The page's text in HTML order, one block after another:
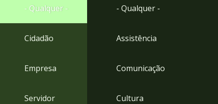
rodapé
- Qualquer -
Cidadão
Empresa
Servidor
- Qualquer -
Assistência
Comunicação
Cultura